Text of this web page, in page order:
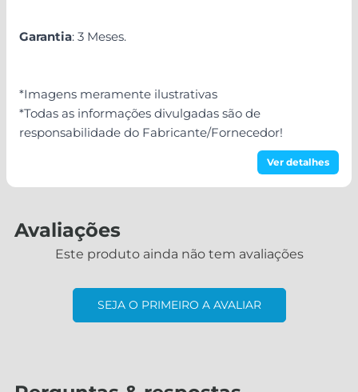
Ver detalhes
Garantia: 3 Meses.
*Imagens meramente ilustrativas
*Todas as informações divulgadas são de
responsabilidade do Fabricante/Fornecedor!
Avaliações
Este produto ainda não tem avaliações
SEJA O PRIMEIRO A AVALIAR